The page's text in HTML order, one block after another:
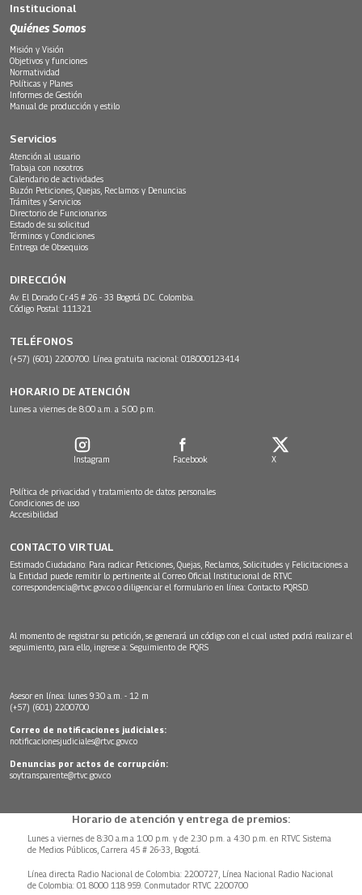
Institucional
Quiénes Somos
Misión y Visión
Objetivos y funciones
Normatividad
Políticas y Planes
Informes de Gestión
Manual de producción y estilo
Servicios
Atención al usuario
Trabaja con nosotros
Calendario de actividades
Buzón Peticiones, Quejas, Reclamos y Denuncias
Trámites y Servicios
Directorio de Funcionarios
Estado de su solicitud
Términos y Condiciones
Entrega de Obsequios
DIRECCIÓN
Av. El Dorado Cr.45 # 26 - 33 Bogotá D.C. Colombia.
Código Postal: 111321
TELÉFONOS
(+57) (601) 2200700. Línea gratuita nacional: 018000123414
HORARIO DE ATENCIÓN
Lunes a viernes de 8:00 a.m. a 5:00 p.m.
Instagram Facebook X
Política de privacidad y tratamiento de datos personales
Condiciones de uso
Accesibilidad
CONTACTO VIRTUAL
Estimado Ciudadano: Para radicar Peticiones, Quejas, Reclamos, Solicitudes y Felicitaciones a
la Entidad puede remitir lo pertinente al Correo Oficial Institucional de RTVC
correspondencia@rtvc.gov.co o diligenciar el formulario en línea: Contacto PQRSD.
Al momento de registrar su petición, se generará un código con el cual usted podrá realizar el
seguimiento, para ello, ingrese a: Seguimiento de PQRS
Asesor en línea: lunes 9:30 a.m. - 12 m
(+57) (601) 2200700
Correo de notificaciones judiciales:
notificacionesjudiciales@rtvc.gov.co
Denuncias por actos de corrupción:
soytransparente@rtvc.gov.co
Horario de atención y entrega de premios:
Lunes a viernes de 8:30 a.m.a 1:00 p.m. y de 2:30 p.m. a 4:30 p.m. en RTVC Sistema
de Medios Públicos, Carrera 45 # 26-33, Bogotá.
Línea directa Radio Nacional de Colombia: 2200727, Línea Nacional Radio Nacional
de Colombia: 01 8000 118 959. Conmutador RTVC 2200700